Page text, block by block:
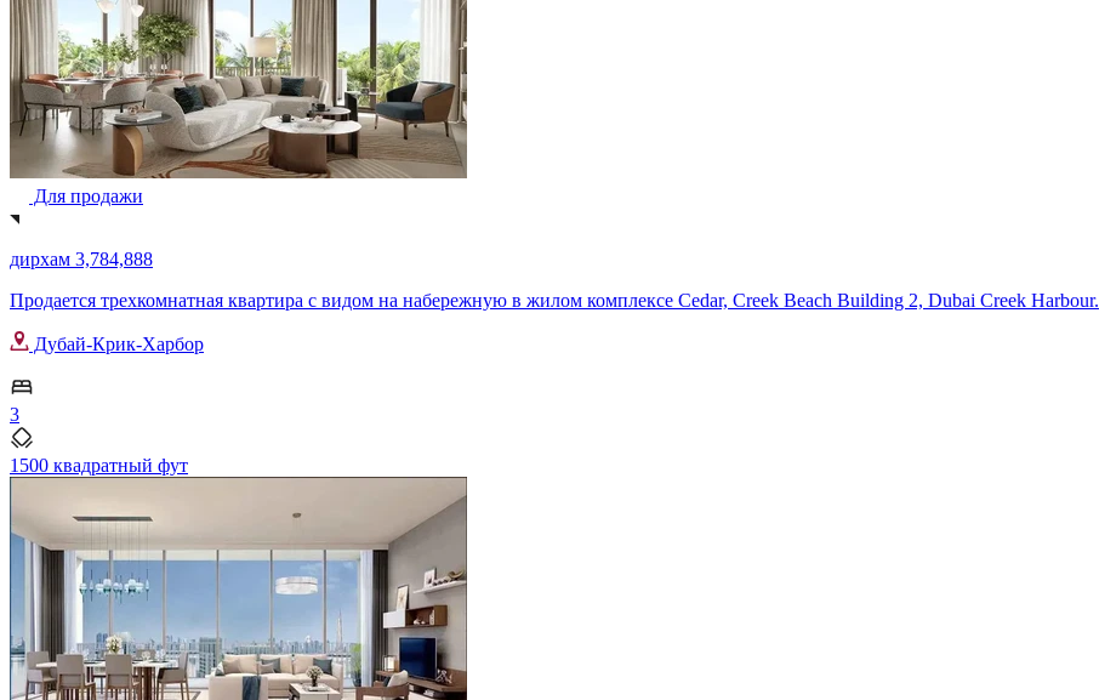
Для продажи
дирхам 3,784,888
Продается трехкомнатная квартира с видом на набережную в жилом комплексе Cedar, Creek Beach Building 2, Dubai Creek Harbour.
Дубай-Крик-Харбор
3
1500 квадратный фут